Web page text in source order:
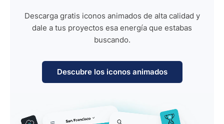
Descarga gratis iconos animados de alta calidad y
dale a tus proyectos esa energía que estabas
buscando.
Descubre los iconos animados